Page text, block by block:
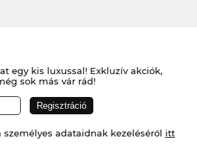
egy kis luxussal! Exkluzív akciók,
sok más vár rád!
adataidnak kezeléséről itt